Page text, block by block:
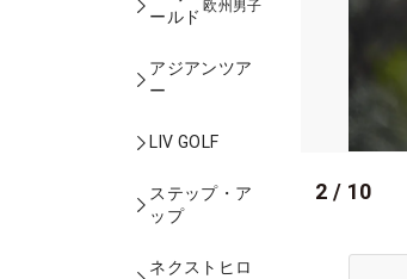
ールド
欧州男子
アジアンツア
ー
LIV GOLF
ステップ・ア
ップ
ネクストヒロ
2 / 10